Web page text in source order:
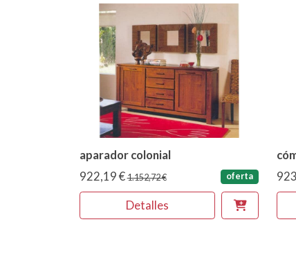
aparador colonial
922,19 €1.152,72 € oferta
Detalles